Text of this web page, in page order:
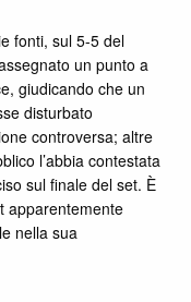
fonti, sul 5-5 del
un punto a
giudicando che un
disturbato
controversa; altre
l’abbia contestata
sul finale del set. È
apparentemente
nella sua